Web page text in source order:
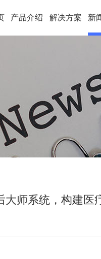
产品介绍 解决方案 新
师系统，构建医